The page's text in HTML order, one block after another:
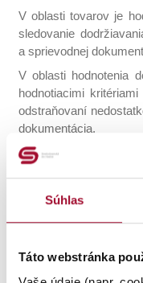
Súhlas
Táto webstránka
V oblasti tovarov je
sledovanie
a sprievodnej
V oblasti hodnotenia
hodnotiacimi
odstraňovaní
dokumentácia.
Pri realizovaných
veľký dôraz na
dychová skúška
ochranných
stav strojov,
dokumentácia